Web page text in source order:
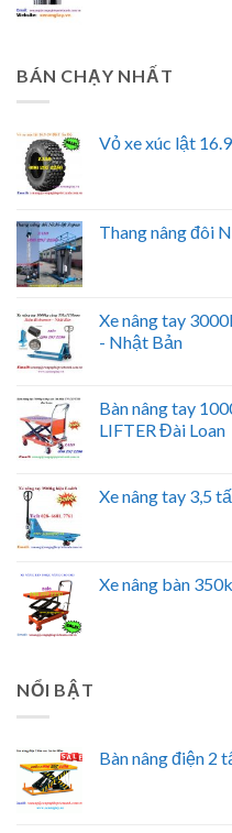
BÁN CHẠY NHẤT
Vỏ xe xúc lật
Thang nâng đôi
Xe nâng tay
- Nhật Bản
Bàn nâng tay
LIFTER Đài Loan
Xe nâng tay 3,5
Xe nâng bàn
NỔI BẬT
Bàn nâng điện 2